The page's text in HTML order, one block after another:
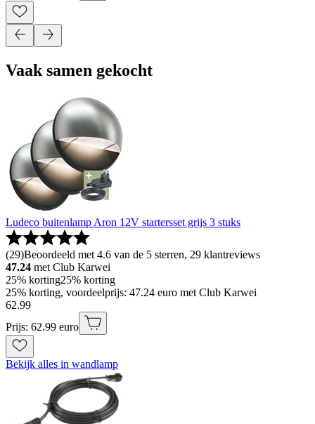
Vaak samen gekocht
Ludeco buitenlamp Aron 12V startersset grijs 3 stuks
(29)Beoordeeld met 4.6 van de 5 sterren, 29 klantreviews
47.24 met Club Karwei
25% korting25% korting
25% korting, voordeelprijs: 47.24 euro met Club Karwei
62.99
Prijs: 62.99 euro
Bekijk alles in wandlamp